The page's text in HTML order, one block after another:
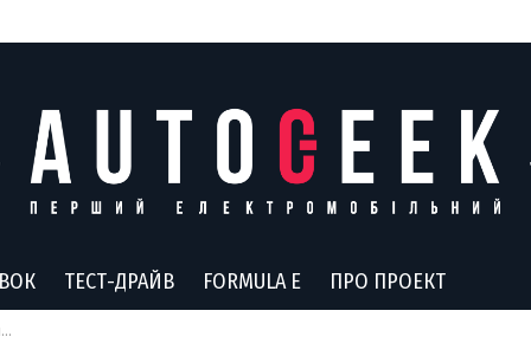
ТЕСТ-ДРАЙВ FORMULA E ПРО ПРОЕКТ